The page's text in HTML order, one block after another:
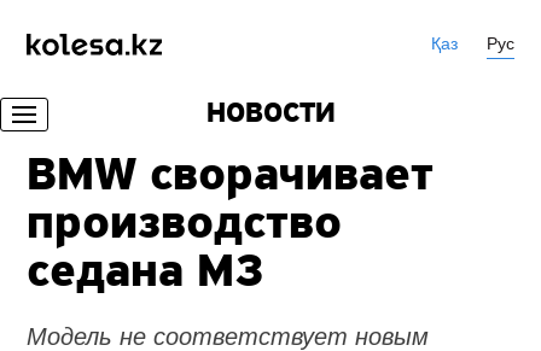
Қаз Рус
НОВОСТИ
BMW сворачивает
производство
седана M3
Модель не соответствует новым